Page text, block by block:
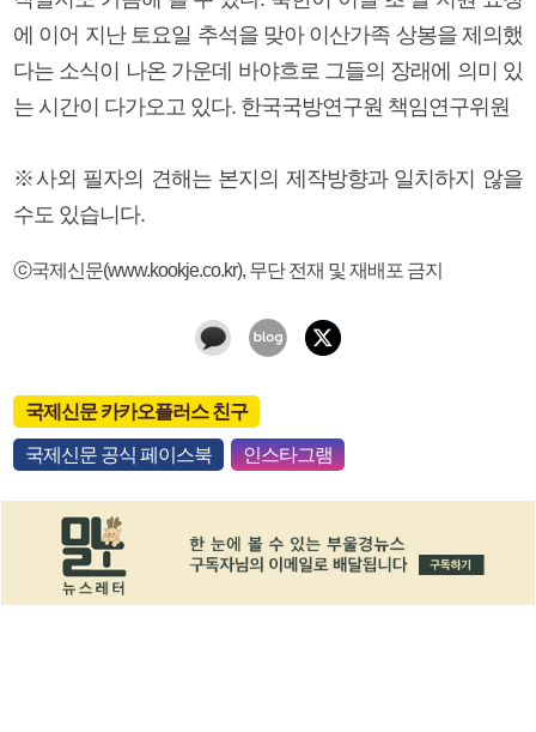
에 이어 지난 토요일 추석을 맞아 이산가족 상봉을 제의했
다는 소식이 나온 가운데 바야흐로 그들의 장래에 의미 있
는 시간이 다가오고 있다. 한국국방연구원 책임연구위원
※사외 필자의 견해는 본지의 제작방향과 일치하지 않을
수도 있습니다.
ⓒ국제신문(www.kookje.co.kr), 무단 전재 및 재배포 금지
국제신문 카카오플러스 친구
국제신문 공식 페이스북 인스타그램